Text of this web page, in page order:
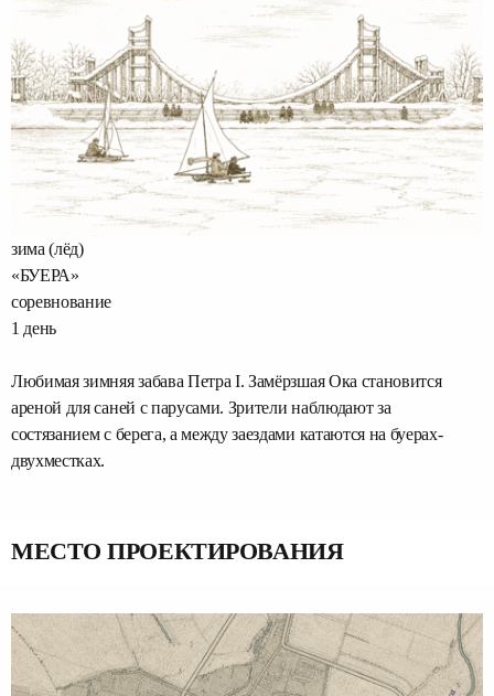
зима (лёд)
«БУЕРА»
соревнование
1 день
Любимая зимняя забава Петра I. Замёрзшая Ока становится
ареной для саней с парусами. Зрители наблюдают за
состязанием с берега, а между заездами катаются на буерах-
двухместках.
МЕСТО ПРОЕКТИРОВАНИЯ